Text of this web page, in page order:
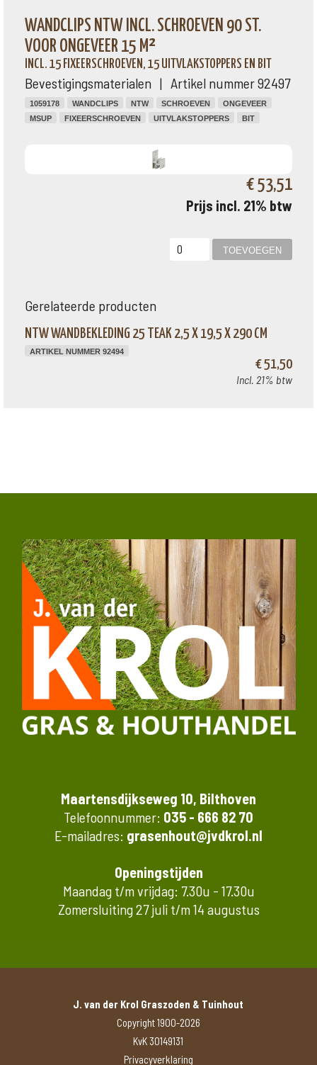
WANDCLIPS NTW INCL. SCHROEVEN 90 ST.
VOOR ONGEVEER 15 M²
INCL. 15 FIXEERSCHROEVEN, 15 UITVLAKSTOPPERS EN BIT
Bevestigingsmaterialen | Artikel nummer 92497
1059178 WANDCLIPS NTW SCHROEVEN
ONGEVEER
MSUP
FIXEERSCHROEVEN UITVLAKSTOPPERS BIT
€ 53,51
Prijs incl. 21% btw
Gerelateerde producten
NTW WANDBEKLEDING 25 TEAK 2,5 X 19,5 X 290 CM
ARTIKEL NUMMER 92494
€ 51,50
Incl. 21% btw
Maartensdijkseweg 10, Bilthoven
Telefoonnummer: 035 - 666 82 70
E-mailadres: grasenhout@jvdkrol.nl
Openingstijden
Maandag t/m vrijdag: 7.30u - 17.30u
Zomersluiting 27 juli t/m 14 augustus
J. van der Krol Graszoden & Tuinhout
Copyright 1900-2026
KvK 30149131
Privacyverklaring